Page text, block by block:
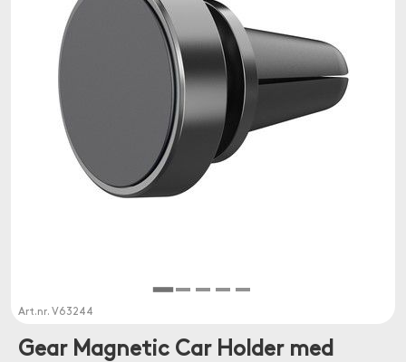
Art.nr. V63244
Gear Magnetic Car Holder med